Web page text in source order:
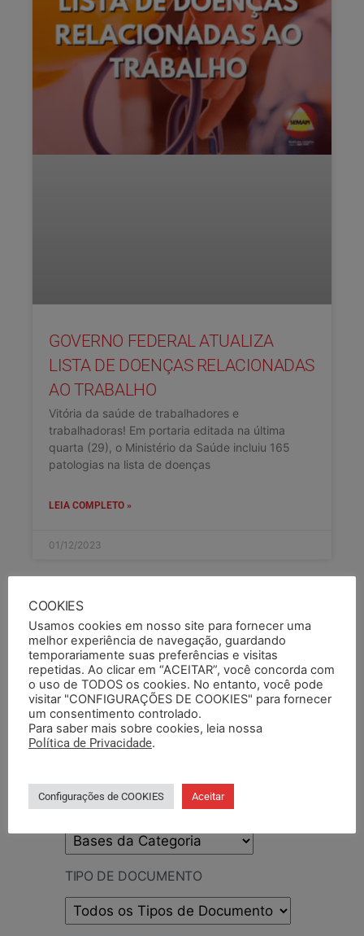
GOVERNO FEDERAL ATUALIZA
LISTA DE DOENÇAS RELACIONADAS
AO TRABALHO
Vitória da saúde de trabalhadores e
trabalhadoras! Em portaria editada na última
quarta (29), o Ministério da Saúde incluiu 165
patologias na lista de doenças
LEIA COMPLETO »
01/12/2023
PESQUISAR DOCUMENTO
PESQUISAR POR TERMOS
BASE DA CATEGORIA
TIPO DE DOCUMENTO
COOKIES
Usamos cookies em nosso site para fornecer uma
melhor experiência de navegação, guardando
temporariamente suas preferências e visitas
repetidas. Ao clicar em “ACEITAR”, você concorda com
o uso de TODOS os cookies. No entanto, você pode
visitar "CONFIGURAÇÕES DE COOKIES" para fornecer
um consentimento controlado.
Para saber mais sobre cookies, leia nossa
Política de Privacidade.
Configurações de COOKIES Aceitar